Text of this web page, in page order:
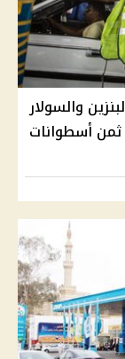
والسولار
برفع ثمن أسطوانات